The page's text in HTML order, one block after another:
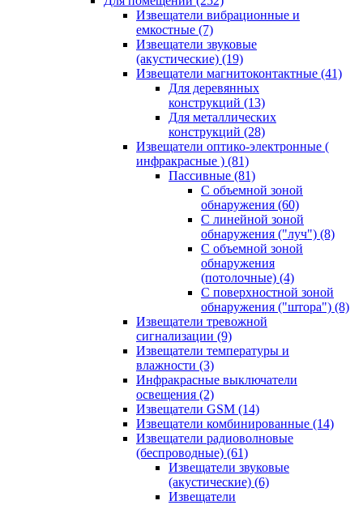
Извещатели вибрационные и
емкостные (7)
Извещатели звуковые
(акустические) (19)
Извещатели магнитоконтактные (41)
Для деревянных
конструкций (13)
Для металлических
конструкций (28)
Извещатели оптико-электронные (
инфракрасные ) (81)
Пассивные (81)
С объемной зоной
обнаружения (60)
С линейной зоной
обнаружения ("луч") (8)
С объемной зоной
обнаружения
(потолочные) (4)
С поверхностной зоной
обнаружения ("штора") (8)
Извещатели тревожной
сигнализации (9)
Извещатели температуры и
влажности (3)
Инфракрасные выключатели
освещения (2)
Извещатели GSM (14)
Извещатели комбинированные (14)
Извещатели радиоволновые
(беспроводные) (61)
Извещатели звуковые
(акустические) (6)
Извещатели